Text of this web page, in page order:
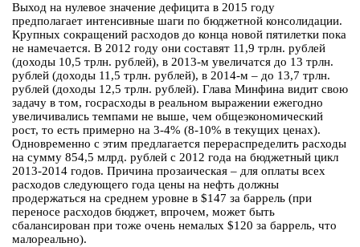
Выход на нулевое значение дефицита в 2015 году
предполагает интенсивные шаги по бюджетной консолидации.
Крупных сокращений расходов до конца новой пятилетки пока
не намечается. В 2012 году они составят 11,9 трлн. рублей
(доходы 10,5 трлн. рублей), в 2013-м увеличатся до 13 трлн.
рублей (доходы 11,5 трлн. рублей), в 2014-м – до 13,7 трлн.
рублей (доходы 12,5 трлн. рублей). Глава Минфина видит свою
задачу в том, госрасходы в реальном выражении ежегодно
увеличивались темпами не выше, чем общеэкономический
рост, то есть примерно на 3-4% (8-10% в текущих ценах).
Одновременно с этим предлагается перераспределить расходы
на сумму 854,5 млрд. рублей с 2012 года на бюджетный цикл
2013-2014 годов. Причина прозаическая – для оплаты всех
расходов следующего года цены на нефть должны
продержаться на среднем уровне в $147 за баррель (при
переносе расходов бюджет, впрочем, может быть
сбалансирован при тоже очень немалых $120 за баррель, что
малореально).